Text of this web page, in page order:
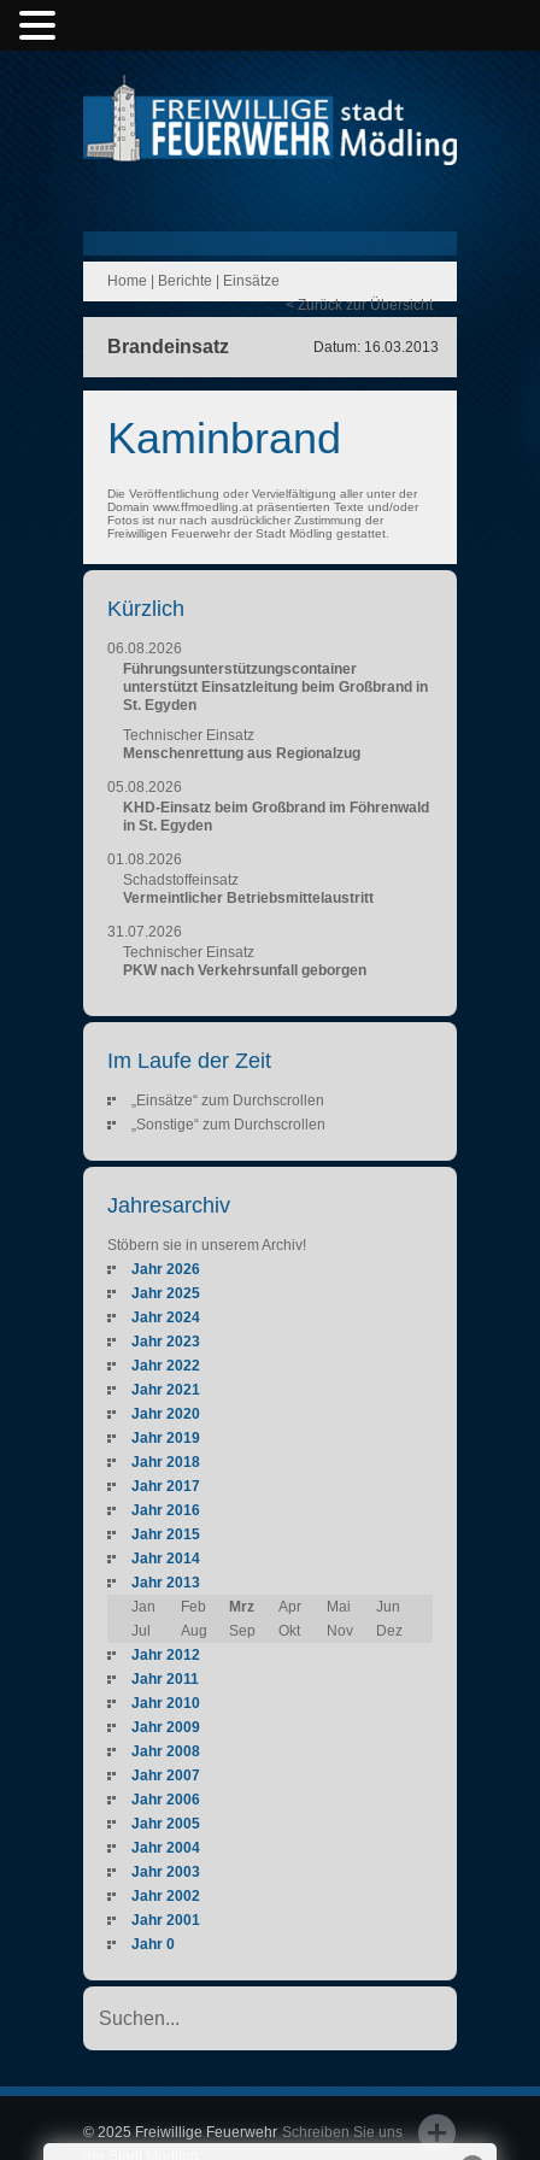
Home Berichte
Einsätze
< Zurück zur Übersicht
Brandeinsatz Datum: 16.03.2013
Kaminbrand
Die Veröffentlichung oder Vervielfältigung aller unter der
Domain www.ffmoedling.at präsentierten Texte und/oder
Fotos ist nur nach ausdrücklicher Zustimmung der
Freiwilligen Feuerwehr der Stadt Mödling gestattet.
Kürzlich
06.08.2026
Führungsunterstützungscontainer
unterstützt Einsatzleitung beim Großbrand in
St. Egyden
Technischer Einsatz
Menschenrettung aus Regionalzug
05.08.2026
KHD-Einsatz beim Großbrand im Föhrenwald
in St. Egyden
01.08.2026
Schadstoffeinsatz
Vermeintlicher Betriebsmittelaustritt
31.07.2026
Technischer Einsatz
PKW nach Verkehrsunfall geborgen
Im Laufe der Zeit
„Einsätze“ zum Durchscrollen
„Sonstige“ zum Durchscrollen
Jahresarchiv
Stöbern sie in unserem Archiv!
Jahr 2026
Jahr 2025
Jahr 2024
Jahr 2023
Jahr 2022
Jahr 2021
Jahr 2020
Jahr 2019
Jahr 2018
Jahr 2017
Jahr 2016
Jahr 2015
Jahr 2014
Jahr 2013
Jan
Feb Mrz Apr Mai
Jun
Jul
Aug Sep Okt Nov
Dez
Jahr 2012
Jahr 2011
Jahr 2010
Jahr 2009
Jahr 2008
Jahr 2007
Jahr 2006
Jahr 2005
Jahr 2004
Jahr 2003
Jahr 2002
Jahr 2001
Jahr 0
Schreiben Sie uns
© 2025 Freiwillige Feuerwehr